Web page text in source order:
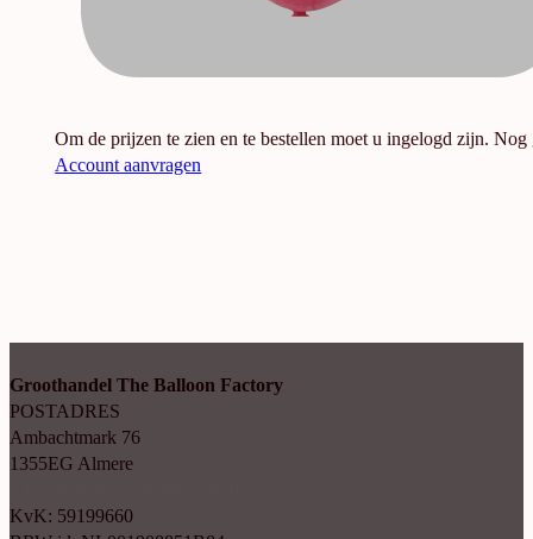
Om de prijzen te zien en te bestellen moet u ingelogd zijn. Nog
Account aanvragen
Groothandel The Balloon Factory
POSTADRES
Ambachtmark 76
1355EG Almere
KvK: 59199660